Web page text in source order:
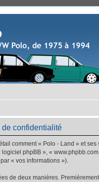
confidentialité
comment « Polo - Land » et
phpBB », «
« vos informations »).
de deux manières.